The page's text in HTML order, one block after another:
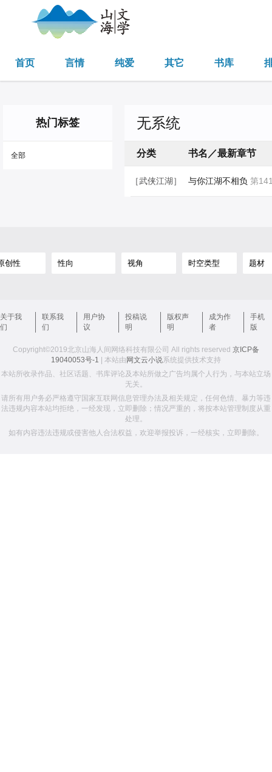
首页 言情 纯爱 其它 书库
热门标签
全部
无系统
分类 书名／最新章节
［武侠江湖］ 与你江湖不相负 第
关于我
们
联系我
们
用户协
议
投稿说
明
版权声
明
成为作
者
手机
版
Copyright©2019北京山海人间网络科技有限公司 All rights reserved 京ICP备
19040053号-1 | 本站由网文云小说系统提供技术支持
本站所收录作品、社区话题、书库评论及本站所做之广告均属个人行为，与本站立场
无关。
请所有用户务必严格遵守国家互联网信息管理办法及相关规定，任何色情、暴力等违
法违规内容本站均拒绝，一经发现，立即删除；情况严重的，将按本站管理制度从重
处理。
如有内容违法违规或侵害他人合法权益，欢迎举报投诉，一经核实，立即删除。